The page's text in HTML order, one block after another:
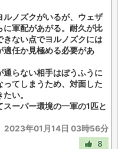
ノズクがいるが、ウェザ
に軍配があがる。耐久が比
ない点でヨルノズクには
任か見極める必要があ
通らない相手はぼうふうに
てしまうため、対面した
い。
ーパー環境の一軍の1匹と
2023年01月14日 03時56分
8